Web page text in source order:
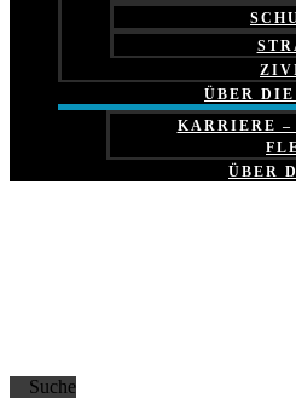
ÜBER
KARRIERE
ÜBER
Suche